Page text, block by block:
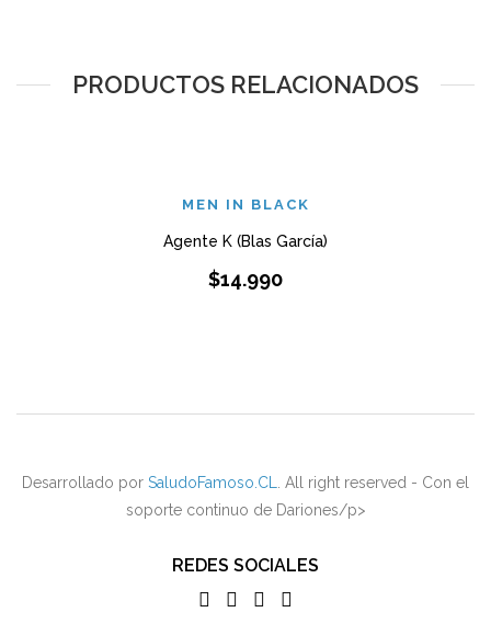
PRODUCTOS RELACIONADOS
MEN IN BLACK
Agente K (Blas García)
$14.990
Desarrollado por SaludoFamoso.CL
. All right reserved - Con el
soporte continuo de Dariones/p>
REDES SOCIALES